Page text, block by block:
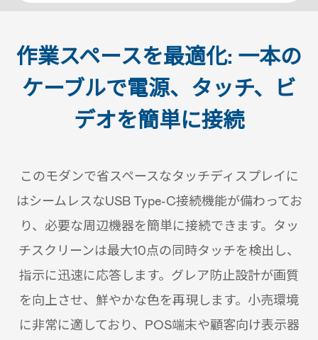
作業スペースを最適化: 一本の
ケーブルで電源、タッチ、ビ
デオを簡単に接続
このモダンで省スペースなタッチディスプレイに
はシームレスなUSB Type-C接続機能が備わってお
り、必要な周辺機器を簡単に接続できます。タッ
チスクリーンは最大10点の同時タッチを検出し、
指示に迅速に応答します。グレア防止設計が画質
を向上させ、鮮やかな色を再現します。小売環境
に非常に適しており、POS端末や顧客向け表示器